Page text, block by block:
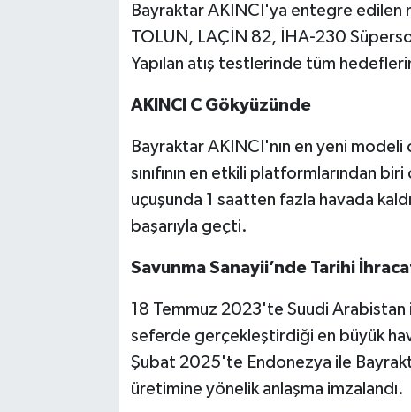
Bayraktar AKINCI'ya entegre edilen
TOLUN, LAÇİN 82, İHA-230
Yapılan atış testlerinde tüm
AKINCI C Gökyüzünde
Bayraktar AKINCI'nın en yeni
sınıfının en etkili platformlarından
uçuşunda 1 saatten fazla havada
başarıyla geçti.
Savunma Sanayii’nde Tarihi
18 Temmuz 2023'te Suudi Arabistan
seferde gerçekleştirdiği en büyük
Şubat 2025'te Endonezya ile
üretimine yönelik anlaşma imzalandı.